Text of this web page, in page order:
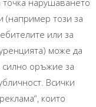
точка нарушаването
(например този за
или за
може да
силно оръжие за
Всички
които